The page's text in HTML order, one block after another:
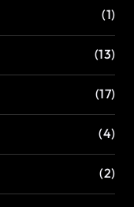
(1)
(13)
(17)
(4)
(2)